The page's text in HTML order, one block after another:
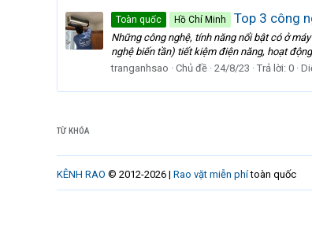
Toàn quốc Hồ Chí Minh Top 3 công
Những công nghệ, tính năng nổi bật có ở
nghệ biến tần) tiết kiệm điện năng, hoạt
tranganhsao
Chủ đề 24/8/23 Trả lời: 0
TỪ KHÓA
KÊNH RAO © 2012-2026 | Rao vặt miễn phítoàn quốc